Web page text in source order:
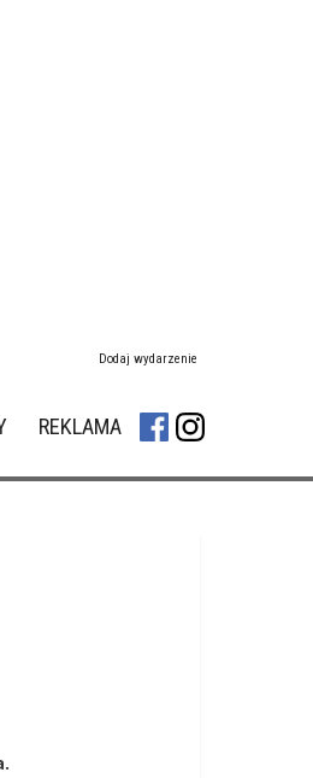
Dodaj wydarzenie
REKLAMA